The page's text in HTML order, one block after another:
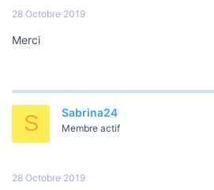
28 Octobre 2019
Merci
S Sabrina24
Membre actif
28 Octobre 2019